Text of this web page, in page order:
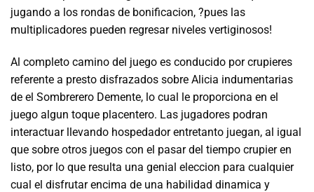
jugando a los rondas de bonificacion, ?pues las
multiplicadores pueden regresar niveles vertiginosos!
Al completo camino del juego es conducido por crupieres
referente a presto disfrazados sobre Alicia indumentarias
de el Sombrerero Demente, lo cual le proporciona en el
juego algun toque placentero. Las jugadores podran
interactuar llevando hospedador entretanto juegan, al igual
que sobre otros juegos con el pasar del tiempo crupier en
listo, por lo que resulta una genial eleccion para cualquier
cual el disfrutar encima de una habilidad dinamica y